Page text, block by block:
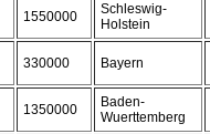
1550000
Schleswig-
Holstein
330000 Bayern
1350000
Baden-
Wuerttemberg